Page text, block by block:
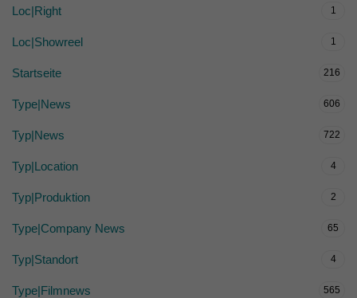
Loc|Right 1
Loc|Showreel 1
Startseite 216
Type|News 606
Typ|News 722
Typ|Location 4
Typ|Produktion 2
Type|Company News 65
Typ|Standort 4
Type|Filmnews 565